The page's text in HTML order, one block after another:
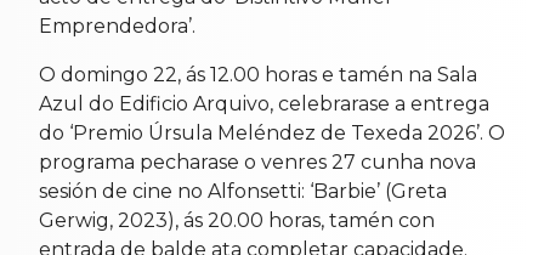
Emprendedora’.
O domingo 22, ás 12.00 horas e tamén na Sala
Azul do Edificio Arquivo, celebrarase a entrega
do ‘Premio Úrsula Meléndez de Texeda 2026’. O
programa pecharase o venres 27 cunha nova
sesión de cine no Alfonsetti: ‘Barbie’ (Greta
Gerwig, 2023), ás 20.00 horas, tamén con
entrada de balde ata completar capacidade.